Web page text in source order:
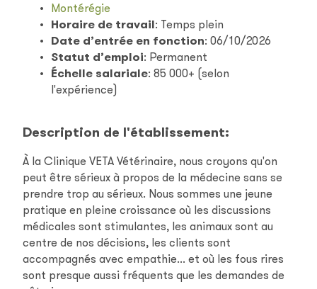
Montérégie
Horaire de travail: Temps plein
Date d’entrée en fonction:06/10/2026
Statut d’emploi: Permanent
Échelle salariale:85 000+ (selon
l'expérience)
Description de l'établissement:
À la Clinique VETA Vétérinaire, nous croyons qu'on
peut être sérieux à propos de la médecine sans se
prendre trop au sérieux. Nous sommes une jeune
pratique en pleine croissance où les discussions
médicales sont stimulantes, les animaux sont au
centre de nos décisions, les clients sont
accompagnés avec empathie... et où les fous rires
sont presque aussi fréquents que les demandes de